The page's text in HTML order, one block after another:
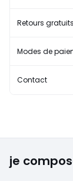
Retours
Modes de
Contact
je